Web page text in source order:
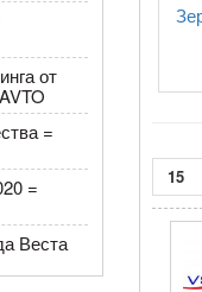
от
=
=
Веста
15